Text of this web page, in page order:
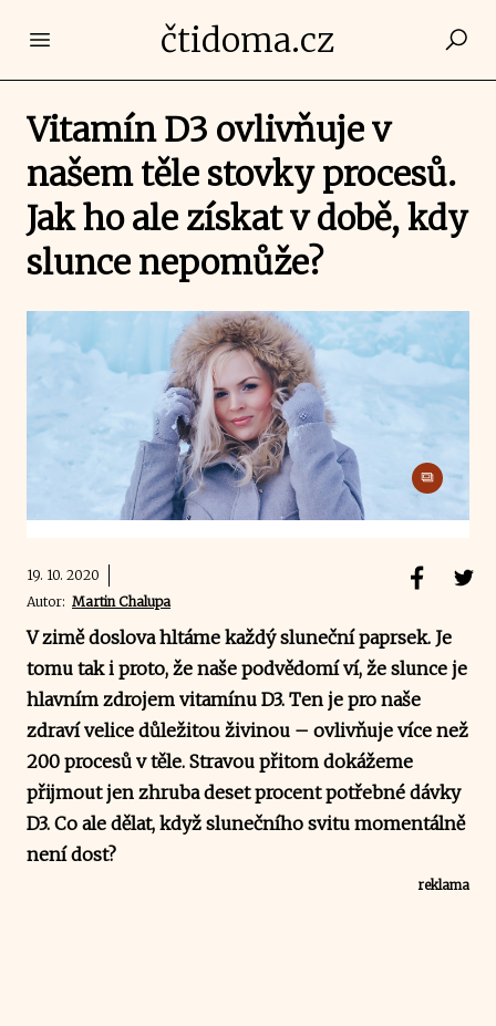
Open main menučtidoma.cz
Vitamín D3 ovlivňuje v
našem těle stovky procesů.
Jak ho ale získat v době, kdy
slunce nepomůže?
19. 10. 2020
Autor: Martin Chalupa
V zimě doslova hltáme každý sluneční paprsek. Je
tomu tak i proto, že naše podvědomí ví, že slunce je
hlavním zdrojem vitamínu D3. Ten je pro naše
zdraví velice důležitou živinou – ovlivňuje více než
200 procesů v těle. Stravou přitom dokážeme
přijmout jen zhruba deset procent potřebné dávky
D3. Co ale dělat, když slunečního svitu momentálně
není dost?
reklama